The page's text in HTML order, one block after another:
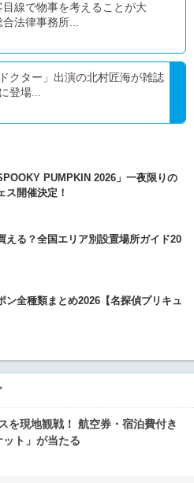
目線で物事を考えることが大
法律事務所...
クター」出演の北村匠海が雑誌
登場...
PUMPKIN 2026」一夜限りの
ス開催決定！
える？全国エリア別設置場所ガイド20
ン全種類まとめ2026【名探偵プリキュ
を現地観戦！ 航空券・宿泊費付き
ット」が当たる